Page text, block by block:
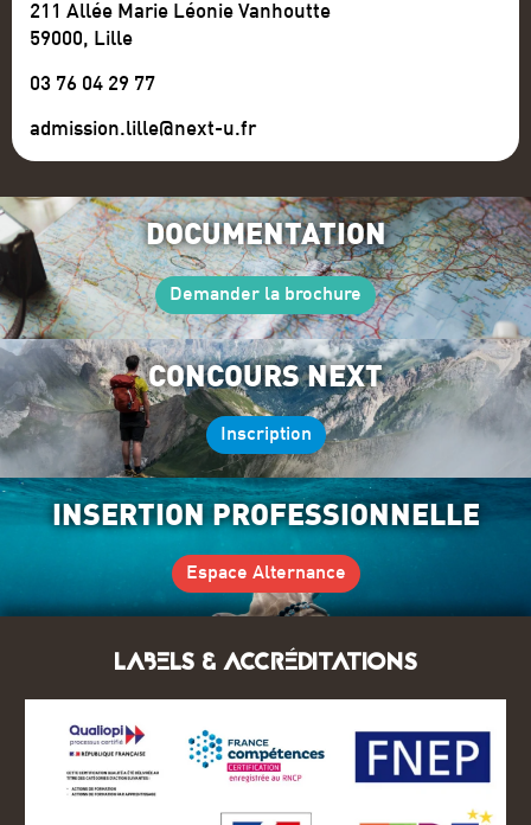
211 Allée Marie Léonie Vanhoutte
59000, Lille
03 76 04 29 77
admission.lille@next-u.fr
DOCUMENTATION
Demander la brochure
CONCOURS NEXT
Inscription
INSERTION PROFESSIONNELLE
Espace Alternance
LABELS & ACCRÉDITATIONS